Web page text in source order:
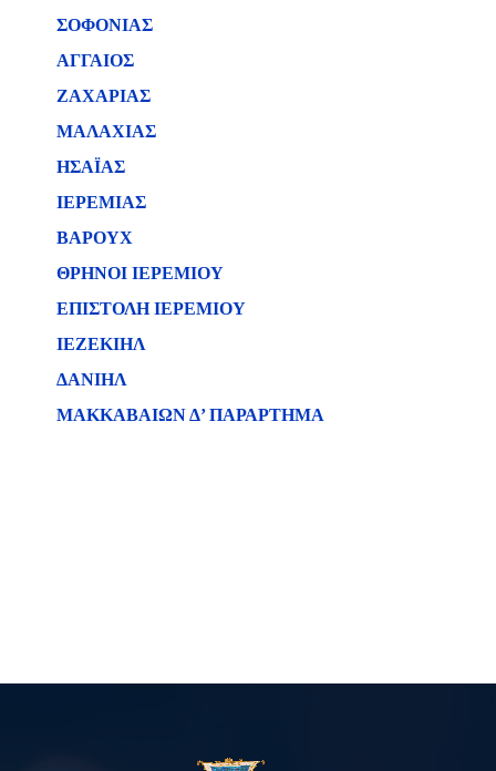
ΣΟΦΟΝΙΑΣ
ΑΓΓΑΙΟΣ
ΖΑΧΑΡΙΑΣ
ΜΑΛΑΧΙΑΣ
ΗΣΑΪΑΣ
ΙΕΡΕΜΙΑΣ
ΒΑΡΟΥΧ
ΘΡΗΝΟΙ ΙΕΡΕΜΙΟΥ
ΕΠΙΣΤΟΛΗ ΙΕΡΕΜΙΟΥ
ΙΕΖΕΚΙΗΛ
ΔΑΝΙΗΛ
ΜΑΚΚΑΒΑΙΩΝ Δ’ ΠΑΡΑΡΤΗΜΑ